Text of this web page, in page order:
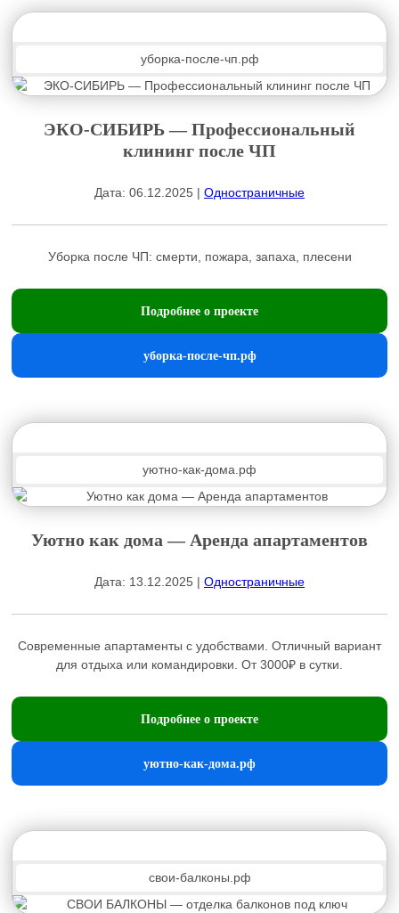
уборка-после-чп.рф
ЭКО-СИБИРЬ — Профессиональный
клининг после ЧП
Дата: 06.12.2025 | Одностраничные
Уборка после ЧП: смерти, пожара, запаха, плесени
Подробнее о проекте
уборка-после-чп.рф
уютно-как-дома.рф
Уютно как дома — Аренда апартаментов
Дата: 13.12.2025 | Одностраничные
Современные апартаменты с удобствами. Отличный вариант
для отдыха или командировки. От 3000₽ в сутки.
Подробнее о проекте
уютно-как-дома.рф
свои-балконы.рф